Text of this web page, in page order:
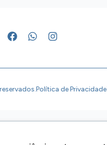
Política de Privacidade